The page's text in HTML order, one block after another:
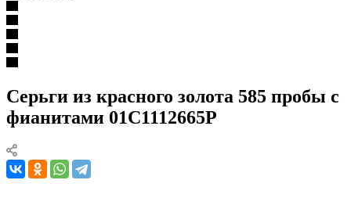
Серьги из красного золота 585 пробы с
фианитами 01С1112665Р